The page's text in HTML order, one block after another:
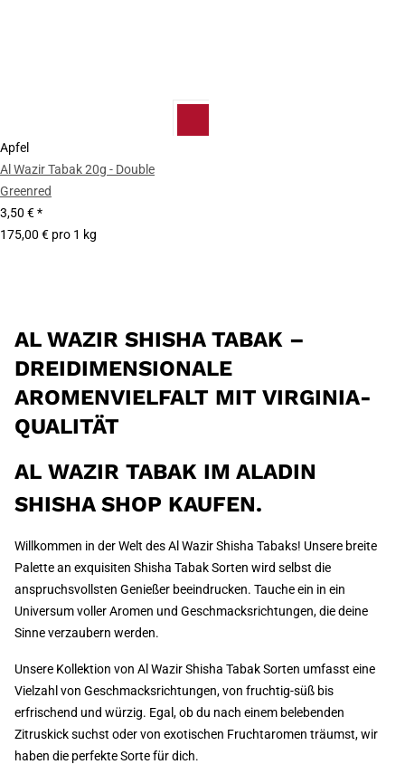
Apfel
Al Wazir Tabak 20g - Double
Greenred
3,50 €*
175,00 € pro 1 kg
AL WAZIR SHISHA TABAK –
DREIDIMENSIONALE
AROMENVIELFALT MIT VIRGINIA-
QUALITÄT
AL WAZIR TABAK IM ALADIN
SHISHA SHOP KAUFEN.
Willkommen in der Welt des Al Wazir Shisha Tabaks! Unsere breite
Palette an exquisiten Shisha Tabak Sorten wird selbst die
anspruchsvollsten Genießer beeindrucken. Tauche ein in ein
Universum voller Aromen und Geschmacksrichtungen, die deine
Sinne verzaubern werden.
Unsere Kollektion von Al Wazir Shisha Tabak Sorten umfasst eine
Vielzahl von Geschmacksrichtungen, von fruchtig-süß bis
erfrischend und würzig. Egal, ob du nach einem belebenden
Zitruskick suchst oder von exotischen Fruchtaromen träumst, wir
haben die perfekte Sorte für dich.